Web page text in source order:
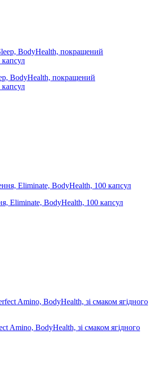
BodyHealth, покращений
Eliminate, BodyHealth, 100 капсул
Amino, BodyHealth, зі смаком ягідного